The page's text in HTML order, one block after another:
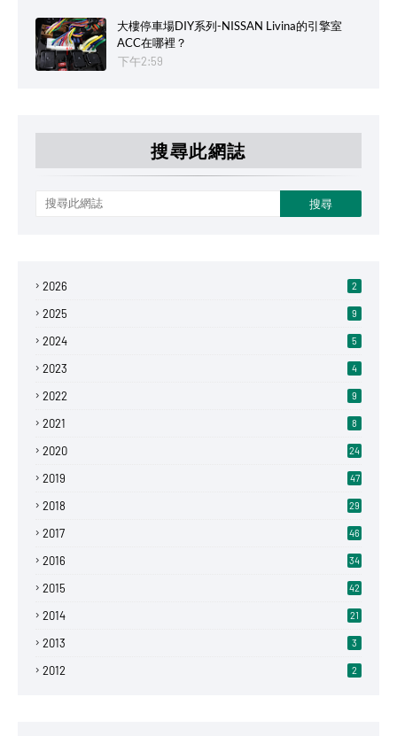
大樓停車場DIY系列-NISSAN Livina的引擎室
ACC在哪裡？
下午2:59
搜尋此網誌
2026 2
2025 9
2024 5
2023 4
2022 9
2021 8
2020 24
2019 47
2018 29
2017 46
2016 34
2015 42
2014 21
2013 3
2012 2